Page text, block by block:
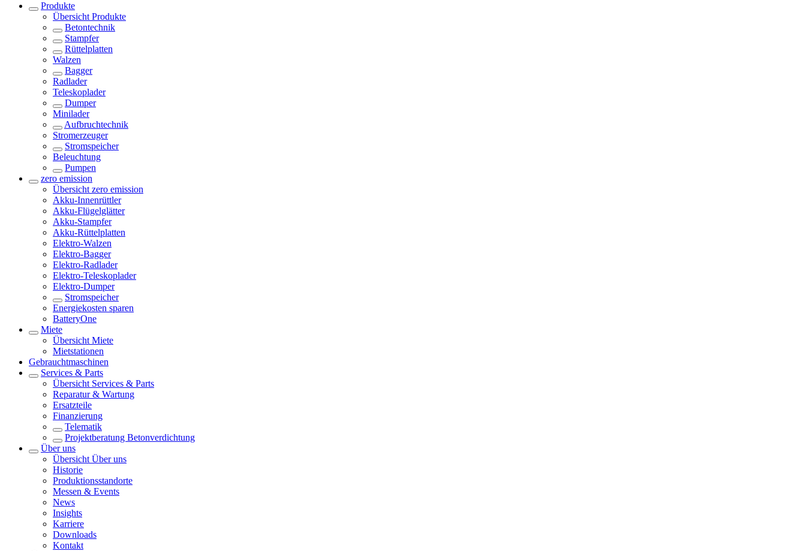
Produkte
Übersicht Produkte
Betontechnik
Stampfer
Rüttelplatten
Walzen
Bagger
Radlader
Teleskoplader
Dumper
Minilader
Aufbruchtechnik
Stromerzeuger
Stromspeicher
Beleuchtung
Pumpen
zero emission
Übersicht zero emission
Akku-Innenrüttler
Akku-Flügelglätter
Akku-Stampfer
Akku-Rüttelplatten
Elektro-Walzen
Elektro-Bagger
Elektro-Radlader
Elektro-Teleskoplader
Elektro-Dumper
Stromspeicher
Energiekosten sparen
BatteryOne
Miete
Übersicht Miete
Mietstationen
Gebrauchtmaschinen
Services & Parts
Übersicht Services & Parts
Reparatur & Wartung
Ersatzteile
Finanzierung
Telematik
Projektberatung Betonverdichtung
Über uns
Übersicht Über uns
Historie
Produktionsstandorte
Messen & Events
News
Insights
Karriere
Downloads
Kontakt